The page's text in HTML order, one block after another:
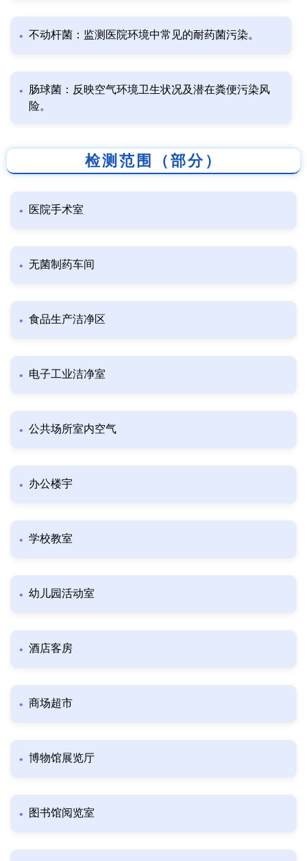
不动杆菌：监测医院环境中常见的耐药菌污染。
肠球菌：反映空气环境卫生状况及潜在粪便污染风
险。
检测范围（部分）
医院手术室
无菌制药车间
食品生产洁净区
电子工业洁净室
公共场所室内空气
办公楼宇
学校教室
幼儿园活动室
酒店客房
商场超市
博物馆展览厅
图书馆阅览室